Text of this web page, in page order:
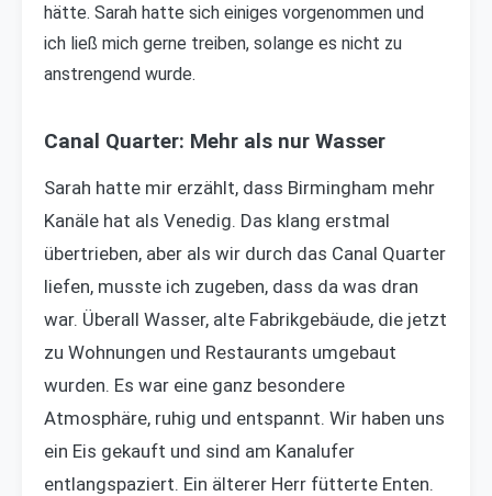
hätte. Sarah hatte sich einiges vorgenommen und
ich ließ mich gerne treiben, solange es nicht zu
anstrengend wurde.
Canal Quarter: Mehr als nur Wasser
Sarah hatte mir erzählt, dass Birmingham mehr
Kanäle hat als Venedig. Das klang erstmal
übertrieben, aber als wir durch das Canal Quarter
liefen, musste ich zugeben, dass da was dran
war. Überall Wasser, alte Fabrikgebäude, die jetzt
zu Wohnungen und Restaurants umgebaut
wurden. Es war eine ganz besondere
Atmosphäre, ruhig und entspannt. Wir haben uns
ein Eis gekauft und sind am Kanalufer
entlangspaziert. Ein älterer Herr fütterte Enten.